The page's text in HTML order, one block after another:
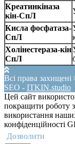
Креатинкіназа
кін-СпЛ
Кисла фосфатаза-
СпЛ
Холінестераза-кін
СпЛ
Всі права
SEO - ITKIN.studio
Цей сайт
покращити роботу
використання
конфіденційності
Дозволити